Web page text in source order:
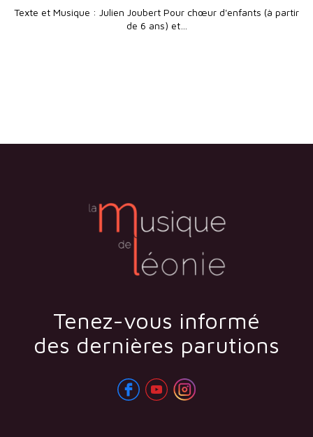
Texte et Musique : Julien Joubert Pour chœur d'enfants (à partir
de 6 ans) et…
Tenez-vous informé
des dernières parutions